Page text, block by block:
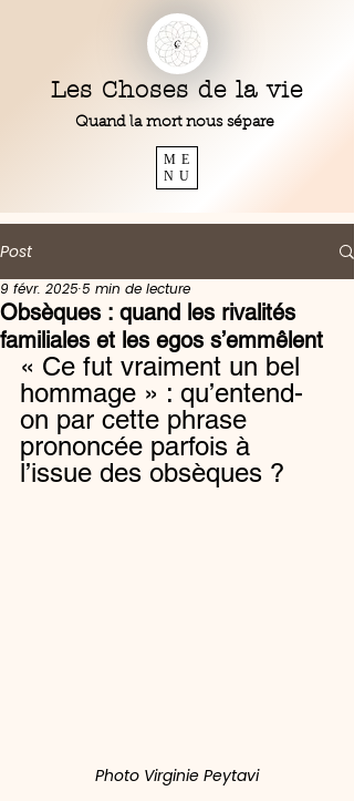
Les Choses de la vie
Quand la mort nous sépare
ME
NU
Post
Obsèques : quand les rivalités
familiales et les egos s’emmêlent
9 févr. 20255 min de lecture
« Ce fut vraiment un bel
hommage » : qu’entend-
on par cette phrase
prononcée parfois à
l’issue des obsèques ?
Photo Virginie Peytavi